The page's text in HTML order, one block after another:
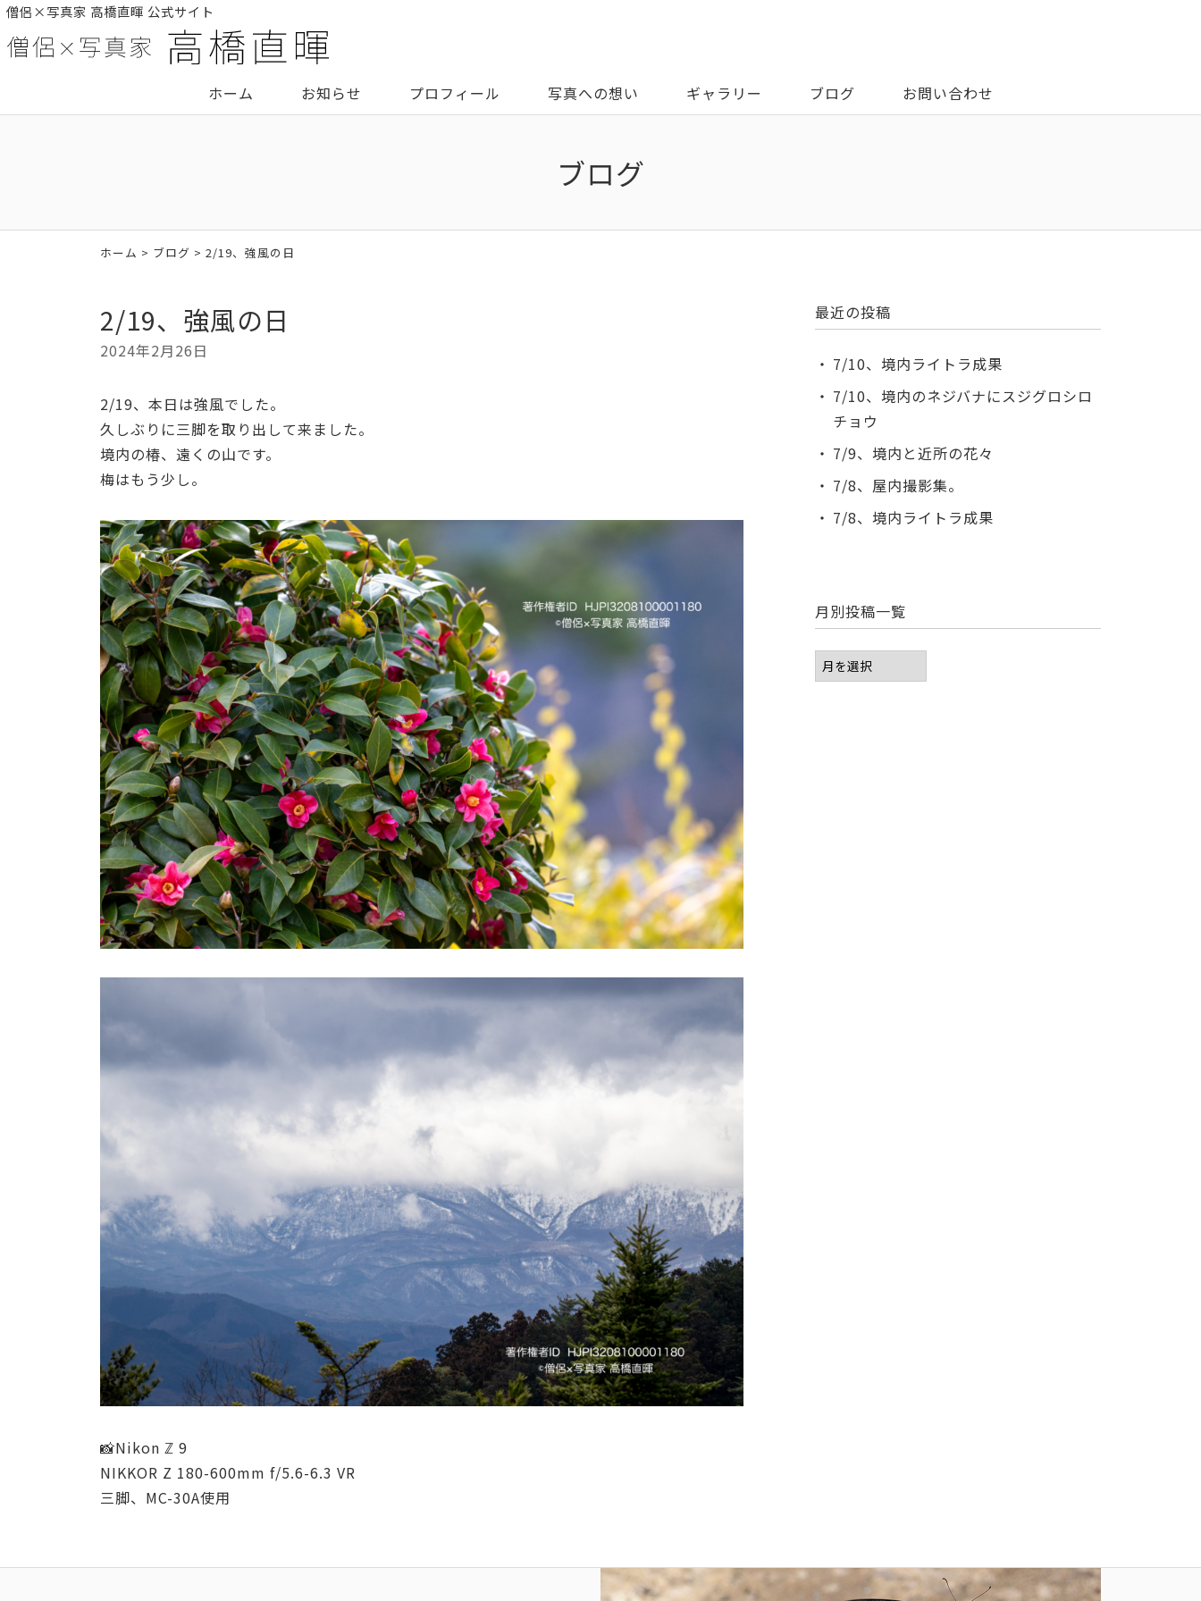
僧侶×写真家 高橋直暉 公式サイト
ホーム お知らせ プロフィール 写真への想い ギャラリー ブログ お問い合わせ
ブログ
ホーム > ブログ > 2/19、強風の日
2/19、強風の日
2024年2月26日
2/19、本日は強風でした。
久しぶりに三脚を取り出して来ました。
境内の椿、遠くの山です。
梅はもう少し。
📸Nikon ℤ 9
NIKKOR Z 180-600mm f/5.6-6.3 VR
三脚、MC-30A使用
最近の投稿
7/10、境内ライトラ成果
7/10、境内のネジバナにスジグロシロ
チョウ
7/9、境内と近所の花々
7/8、屋内撮影集。
7/8、境内ライトラ成果
月別投稿一覧